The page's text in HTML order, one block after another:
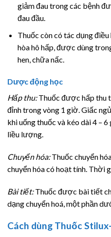
giảm đau trong các bệnh
đau đầu.
Thuốc còn có tác dụng
hòa hô hấp, được dùng
hen, chữa nấc.
Dược động học
Hấp thu:Thuốc được hấp thu
đỉnh trong vòng 1 giờ. Giấc
khi uống thuốc và kéo dài 4 –
liều lượng.
Chuyển hóa:Thuốc chuyển
chuyển hóa có hoạt tính. Thời
Bài tiết:Thuốc được bài tiết
dạng chuyển hoá, một phần
Cách dùng Thuốc